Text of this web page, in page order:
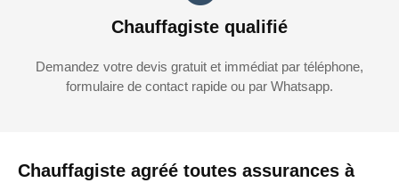
Chauffagiste agréé toutes assurances à
Chauffagiste qualifié
Demandez votre devis gratuit et immédiat par téléphone,
formulaire de contact rapide ou par Whatsapp.